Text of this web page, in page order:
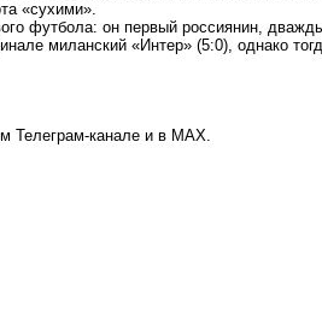
«сухими».
футбола: он первый россиянин,
миланский «Интер» (5:0), однако
Телеграм-канале и в MAX.